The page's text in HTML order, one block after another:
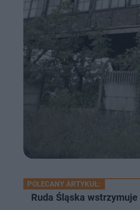
POLECANY ARTYKUŁ:
Ruda Śląska